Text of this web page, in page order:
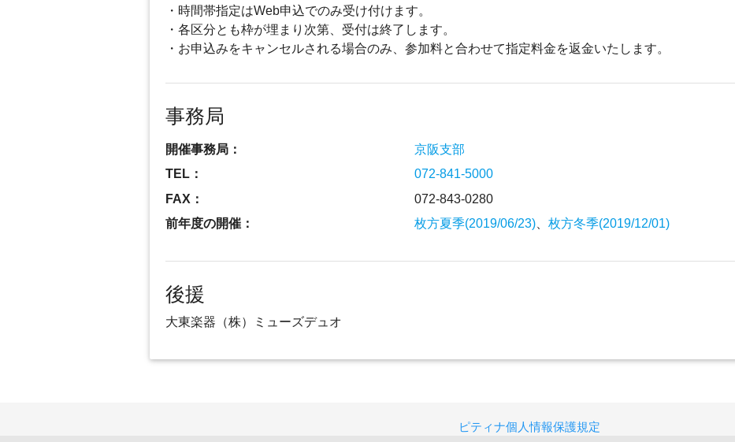
・時間帯指定はWeb申込でのみ受け付けます。
・各区分とも枠が埋まり次第、受付は終了します。
・お申込みをキャンセルされる場合のみ、参加料と合わせて指定料金を返金いたします。
事務局
開催事務局：
京阪支部
TEL：
072-841-5000
FAX：
072-843-0280
前年度の開催：
枚方夏季(2019/06/23)、 枚方冬季(2019/12/01)
後援
大東楽器（株）ミューズデュオ
ピティナ個人情報保護規定